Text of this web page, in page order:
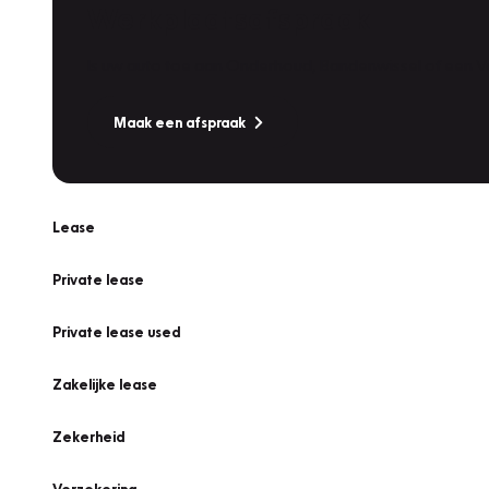
Maak een afspraak
Lease
Private lease
Private lease used
Zakelijke lease
Zekerheid